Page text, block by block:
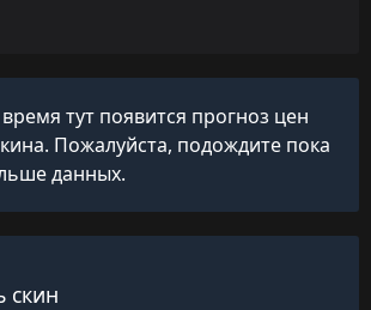
тут появится прогноз цен
Пожалуйста, подождите пока
данных.
скин